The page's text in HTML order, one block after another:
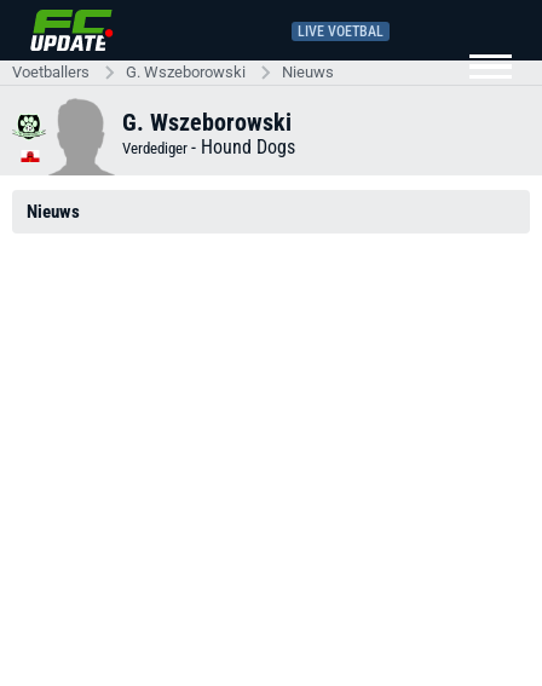
LIVE VOETBAL
Voetballers G. Wszeborowski Nieuws
G. Wszeborowski
Verdediger - Hound Dogs
Nieuws